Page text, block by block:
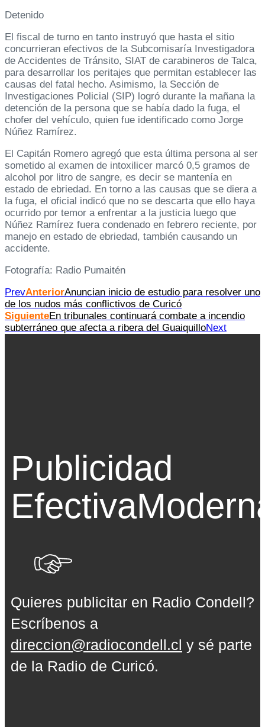
Detenido
El fiscal de turno en tanto instruyó que hasta el sitio
concurrieran efectivos de la Subcomisaría Investigadora
de Accidentes de Tránsito, SIAT de carabineros de Talca,
para desarrollar los peritajes que permitan establecer las
causas del fatal hecho. Asimismo, la Sección de
Investigaciones Policial (SIP) logró durante la mañana la
detención de la persona que se había dado la fuga, el
chofer del vehículo, quien fue identificado como Jorge
Núñez Ramírez.
El Capitán Romero agregó que esta última persona al ser
sometido al examen de intoxilicer marcó 0,5 gramos de
alcohol por litro de sangre, es decir se mantenía en
estado de ebriedad. En torno a las causas que se diera a
la fuga, el oficial indicó que no se descarta que ello haya
ocurrido por temor a enfrentar a la justicia luego que
Núñez Ramírez fuera condenado en febrero reciente, por
manejo en estado de ebriedad, también causando un
accidente.
Fotografía: Radio Pumaitén
PrevAnteriorAnuncian inicio de estudio para resolver uno
de los nudos más conflictivos de Curicó
SiguienteEn tribunales continuará combate a incendio
subterráneo que afecta a ribera del GuaiquilloNext
Publicidad
Efectiva
Quieres publicitar en Radio Condell?
Escríbenos a
direccion@radiocondell.cl y sé parte
de la Radio de Curicó.